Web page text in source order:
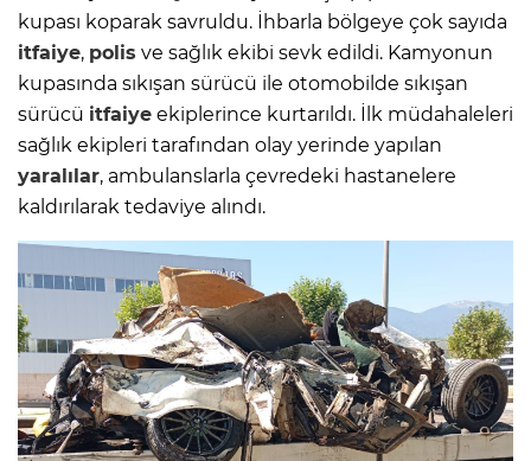
kupası koparak savruldu. İhbarla bölgeye çok sayıda
itfaiye, polis ve sağlık ekibi sevk edildi. Kamyonun
kupasında sıkışan sürücü ile otomobilde sıkışan
sürücü itfaiye ekiplerince kurtarıldı. İlk müdahaleleri
sağlık ekipleri tarafından olay yerinde yapılan
yaralılar, ambulanslarla çevredeki hastanelere
kaldırılarak tedaviye alındı.